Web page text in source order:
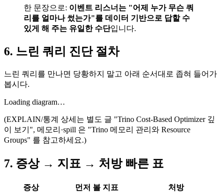
한 문장으로: 이벤트 리스너는 "어제 누가 무슨 쿼
리를 얼마나 썼는가"를 데이터 기반으로 답할 수
있게 해 주는 유일한 수단입니다.
6. 느린 쿼리 진단 절차
느린 쿼리를 만나면 당황하지 말고 아래 순서대로 좁혀 들어가
봅시다.
Loading diagram…
(EXPLAIN/통계 상세는 별도 글 "Trino Cost-Based Optimizer 깊
이 보기", 메모리·spill 은 "Trino 메모리 관리와 Resource
Groups" 를 참고하세요.)
7. 증상 → 지표 → 처방 빠른 표
증상 먼저 볼 지표
처방